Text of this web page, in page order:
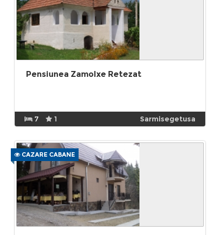
Pensiunea Zamolxe Retezat
7 1 Sarmisegetusa
CAZARE CABANE